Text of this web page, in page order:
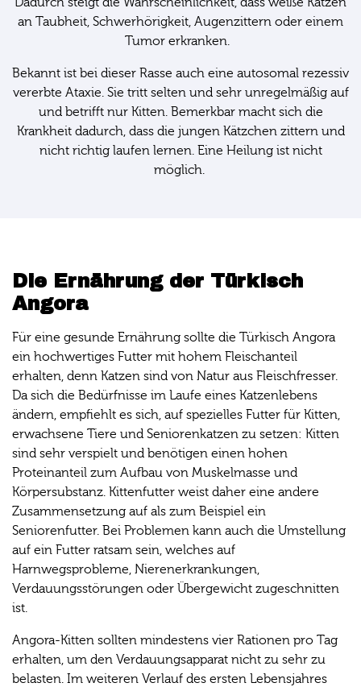
an Taubheit, Schwerhörigkeit, Augenzittern oder einem
Tumor erkranken.
Bekannt ist bei dieser Rasse auch eine autosomal rezessiv
vererbte Ataxie. Sie tritt selten und sehr unregelmäßig auf
und betrifft nur Kitten. Bemerkbar macht sich die
Krankheit dadurch, dass die jungen Kätzchen zittern und
nicht richtig laufen lernen. Eine Heilung ist nicht
möglich.
Die Ernährung der Türkisch
Angora
Für eine gesunde Ernährung sollte die Türkisch Angora
ein hochwertiges Futter mit hohem Fleischanteil
erhalten, denn Katzen sind von Natur aus Fleischfresser.
Da sich die Bedürfnisse im Laufe eines Katzenlebens
ändern, empfiehlt es sich, auf spezielles Futter für Kitten,
erwachsene Tiere und Seniorenkatzen zu setzen: Kitten
sind sehr verspielt und benötigen einen hohen
Proteinanteil zum Aufbau von Muskelmasse und
Körpersubstanz. Kittenfutter weist daher eine andere
Zusammensetzung auf als zum Beispiel ein
Seniorenfutter. Bei Problemen kann auch die Umstellung
auf ein Futter ratsam sein, welches auf
Harnwegsprobleme, Nierenerkrankungen,
Verdauungsstörungen oder Übergewicht zugeschnitten
ist.
Angora-Kitten sollten mindestens vier Rationen pro Tag
erhalten, um den Verdauungsapparat nicht zu sehr zu
belasten. Im weiteren Verlauf des ersten Lebensjahres